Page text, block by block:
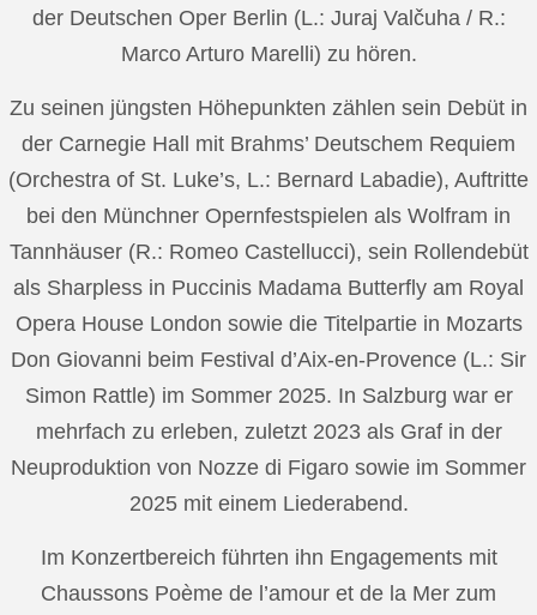
der Deutschen Oper Berlin (L.: Juraj Valčuha / R.:
Marco Arturo Marelli) zu hören.
Zu seinen jüngsten Höhepunkten zählen sein Debüt in
der Carnegie Hall mit Brahms’ Deutschem Requiem
(Orchestra of St. Luke’s, L.: Bernard Labadie), Auftritte
bei den Münchner Opernfestspielen als Wolfram in
Tannhäuser (R.: Romeo Castellucci), sein Rollendebüt
als Sharpless in Puccinis Madama Butterfly am Royal
Opera House London sowie die Titelpartie in Mozarts
Don Giovanni beim Festival d’Aix-en-Provence (L.: Sir
Simon Rattle) im Sommer 2025. In Salzburg war er
mehrfach zu erleben, zuletzt 2023 als Graf in der
Neuproduktion von Nozze di Figaro sowie im Sommer
2025 mit einem Liederabend.
Im Konzertbereich führten ihn Engagements mit
Chaussons Poème de l’amour et de la Mer zum